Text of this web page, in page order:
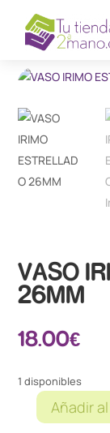
VASO
26MM
18.00€
1 disponibles
VASO
Añadir